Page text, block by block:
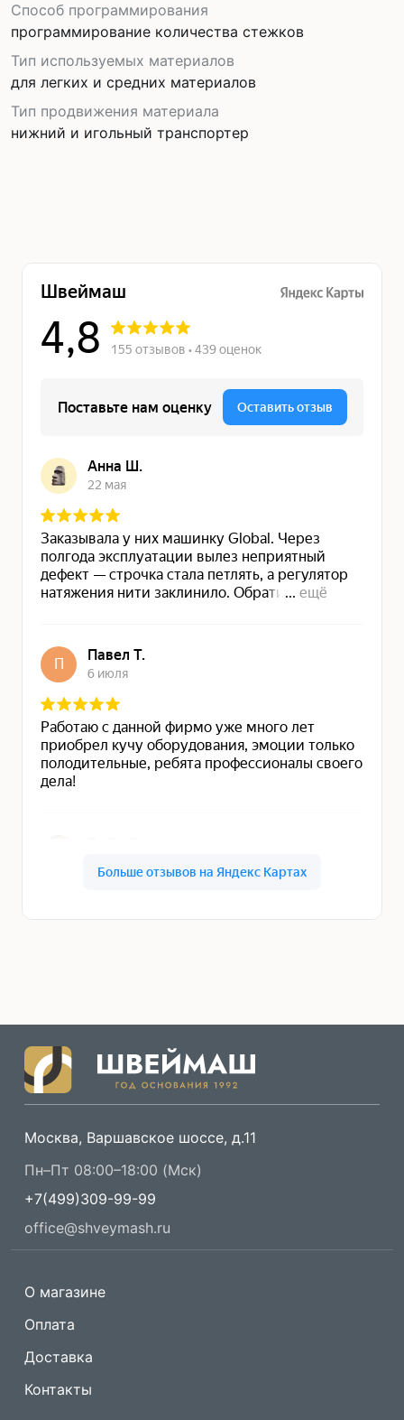
Способ программирования
программирование количества стежков
Тип используемых материалов
для легких и средних материалов
Тип продвижения материала
нижний и игольный транспортер
Москва, Варшавское шоссе, д.11
Пн–Пт 08:00–18:00 (Мск)
+7(499)309-99-99
office@shveymash.ru
О магазине
Оплата
Доставка
Контакты